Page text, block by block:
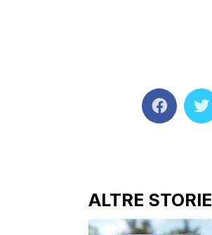
ALTRE STORIE